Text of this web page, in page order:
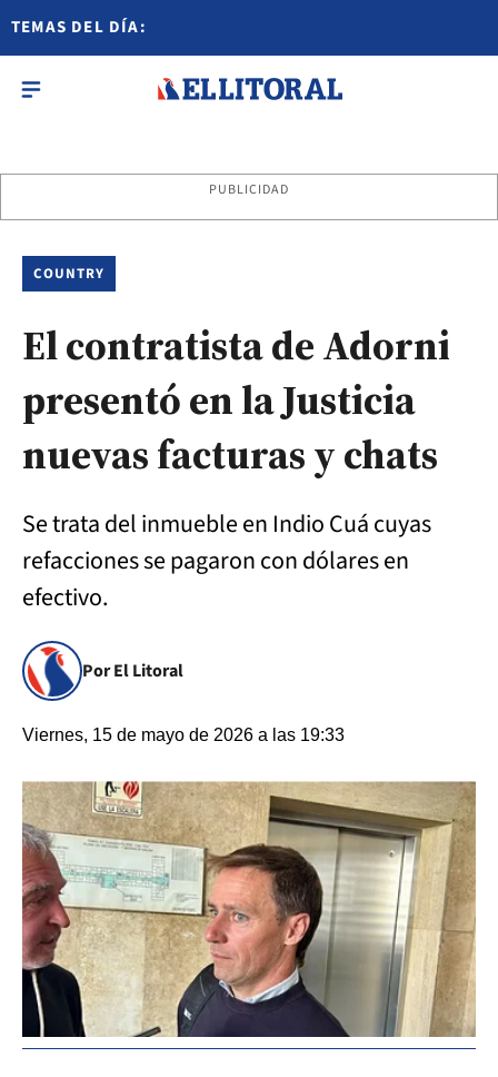
TEMAS DEL DÍA:
PUBLICIDAD
COUNTRY
El contratista de Adorni
presentó en la Justicia
nuevas facturas y chats
Se trata del inmueble en Indio Cuá cuyas
refacciones se pagaron con dólares en
efectivo.
Por El Litoral
Viernes, 15 de mayo de 2026 a las 19:33